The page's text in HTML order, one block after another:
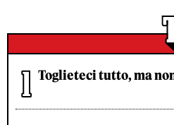
Toglieteci tutto, ma